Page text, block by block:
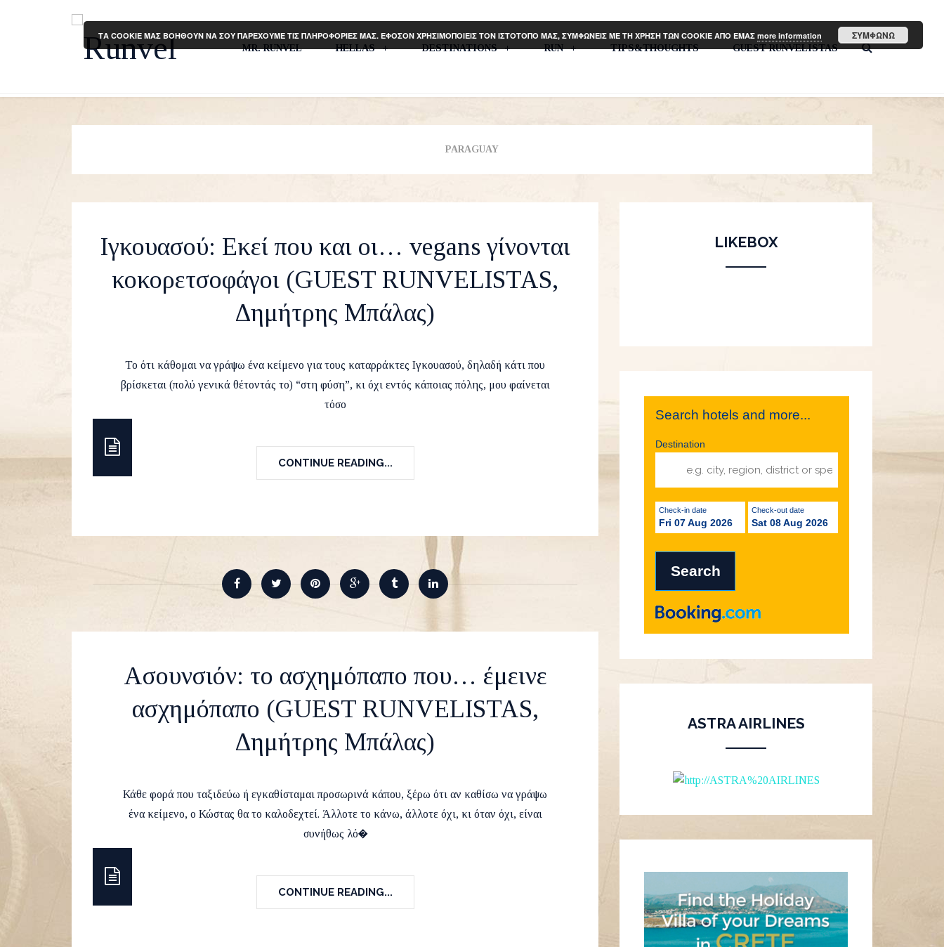
MR. RUNVEL HELLAS DESTINATIONS RUN TIPS&THOUGHTS GUEST RUNVELISTAS
PARAGUAY
Ιγκουασού: Εκεί που και οι… vegans γίνονται
κοκορετσοφάγοι (GUEST RUNVELISTAS,
Δημήτρης Μπάλας)
Runvel 2 January 2020 Guest Runvelistas South America Travel
Το ότι κάθομαι να γράψω ένα κείμενο για τους καταρράκτες Ιγκουασού, δηλαδή κάτι που
βρίσκεται (πολύ γενικά θέτοντάς το) “στη φύση”, κι όχι εντός κάποιας πόλης, μου φαίνεται
τόσο
CONTINUE READING...
Ασουνσιόν: το ασχημόπαπο που… έμεινε
ασχημόπαπο (GUEST RUNVELISTAS,
Δημήτρης Μπάλας)
by Runvel 1 May 2018 Guest Runvelistas, Travel 12
Κάθε φορά που ταξιδεύω ή εγκαθίσταμαι προσωρινά κάπου, ξέρω ότι αν καθίσω να γράψω
ένα κείμενο, ο Κώστας θα το καλοδεχτεί. Άλλοτε το κάνω, άλλοτε όχι, κι όταν όχι, είναι
συνήθως λό�
CONTINUE READING...
LIKEBOX
Search hotels and more...
Destination
Check-in date
Fri 07 Aug 2026
Check-out date
Sat 08 Aug 2026
ASTRA AIRLINES
ΤΑ COOKIE ΜΑΣ ΒΟΗΘΟΥΝ ΝΑ ΣΟΥ ΠΑΡΕΧΟΥΜΕ ΤΙΣ ΠΛΗΡΟΦΟΡΙΕΣ ΜΑΣ. ΕΦΟΣΟΝ ΧΡΗΣΙΜΟΠΟΙΕΙΣ ΤΟΝ ΙΣΤΟΤΟΠΟ ΜΑΣ, ΣΥΜΦΩΝΕΙΣ ΜΕ ΤΗ ΧΡΗΣΗ ΤΩΝ COOKIE ΑΠΟ ΕΜΑΣ more information ΣΥΜΦΩΝΩ